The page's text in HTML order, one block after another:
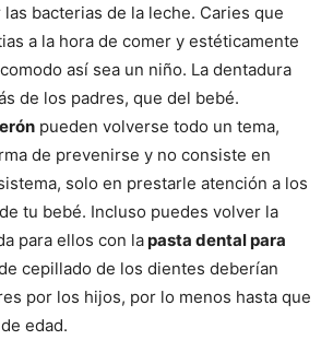
las bacterias de la leche. Caries que
a la hora de comer y estéticamente
así sea un niño. La dentadura
de los padres, que del bebé.
pueden volverse todo un tema,
de prevenirse y no consiste en
solo en prestarle atención a los
tu bebé. Incluso puedes volver la
para ellos con lapasta dental para
cepillado de los dientes deberían
por los hijos, por lo menos hasta que
edad.